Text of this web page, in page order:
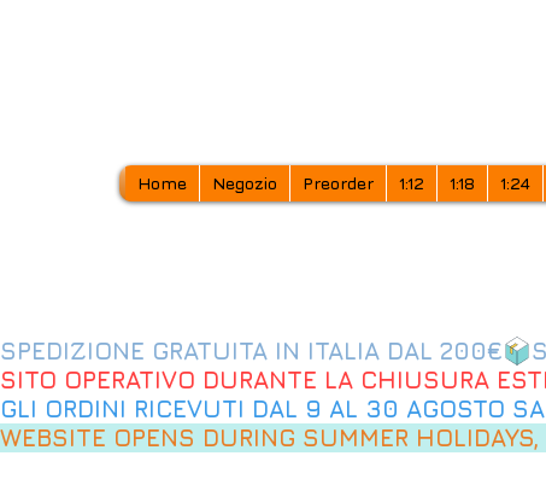
Home Negozio Preorder 1:12 1:18 1:24
SPEDIZIONE GRATUITA IN ITALIA DAL 200€
SITO OPERATIVO DURANTE LA CHIUSURA
GLI ORDINI RICEVUTI DAL 9 AL 30 AGOSTO
WEBSITE OPENS DURING SUMMER